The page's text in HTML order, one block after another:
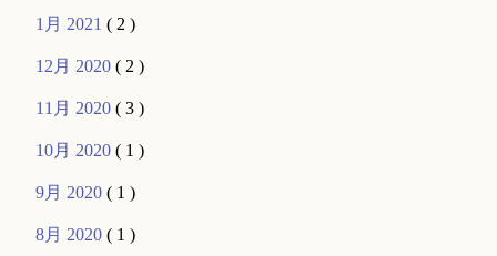
1月 2021( 2 )
12月 2020( 2 )
11月 2020( 3 )
10月 2020( 1 )
9月 2020( 1 )
8月 2020( 1 )